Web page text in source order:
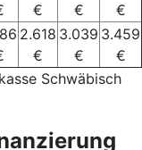
€
€
€
2.618
€
3.039
€
3.459
€
Schwäbisch